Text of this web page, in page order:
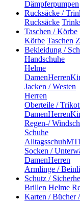
Dämpferpumpen
Rucksäcke /
Rucksäcke
Taschen / Körbe
Körbe Taschen
Bekleidung /
Handschuhe
Helme
DamenHerren
Jacken / Westen
Herren
Oberteile /
DamenHerren
Regen-/
Schuhe
Alltagsschuh
Socken /
DamenHerren
Armlinge /
Schutz /
Brillen Helme
Karten / Bücher